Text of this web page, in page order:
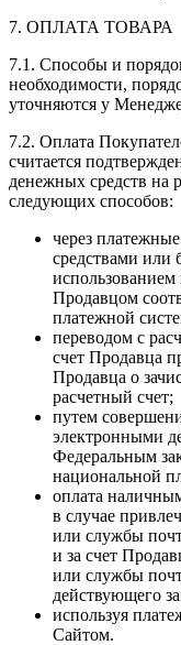
7. ОПЛАТА ТОВАРА
7.1. Способы и
необходимости,
уточняются у
7.2. Оплата
считается
денежных средств на
следующих способов:
через
средствами или
Продавцом
платежной
переводом с
счет Продавца
Продавца о
расчетный счет;
путем
электронными
Федеральным
национальной
оплата
в случае
или службы
и за счет
или службы
действующего
используя
Сайтом.